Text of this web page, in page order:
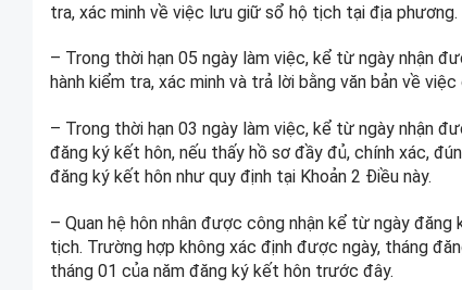
tra, xác minh về việc lưu giữ sổ hộ tịch tại địa phương.
– Trong thời hạn 05 ngày làm việc, kể từ ngày nhận
hành kiểm tra, xác minh và trả lời bằng văn bản về
– Trong thời hạn 03 ngày làm việc, kể từ ngày nhận
đăng ký kết hôn, nếu thấy hồ sơ đầy đủ, chính xác,
đăng ký kết hôn như quy định tại Khoản 2 Điều này.
– Quan hệ hôn nhân được công nhận kể từ ngày
tịch. Trường hợp không xác định được ngày, tháng
tháng 01 của năm đăng ký kết hôn trước đây.